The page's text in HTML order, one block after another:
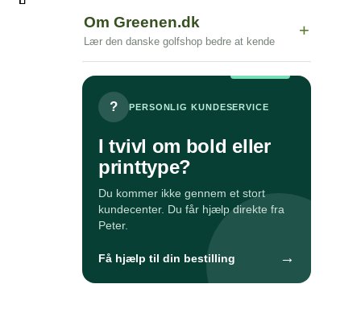
Om Greenen.dk
Lær den danske golfshop bedre at kende
+
? PERSONLIG KUNDESERVICE
I tvivl om bold eller
printtype?
Du kommer ikke gennem et stort
kundecenter. Du får hjælp direkte fra
Peter.
Få hjælp til din bestilling →